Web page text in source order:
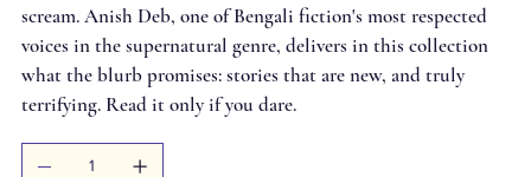
scream. Anish Deb, one of Bengali fiction's most respected
voices in the supernatural genre, delivers in this collection
what the blurb promises: stories that are new, and truly
terrifying. Read it only if you dare.